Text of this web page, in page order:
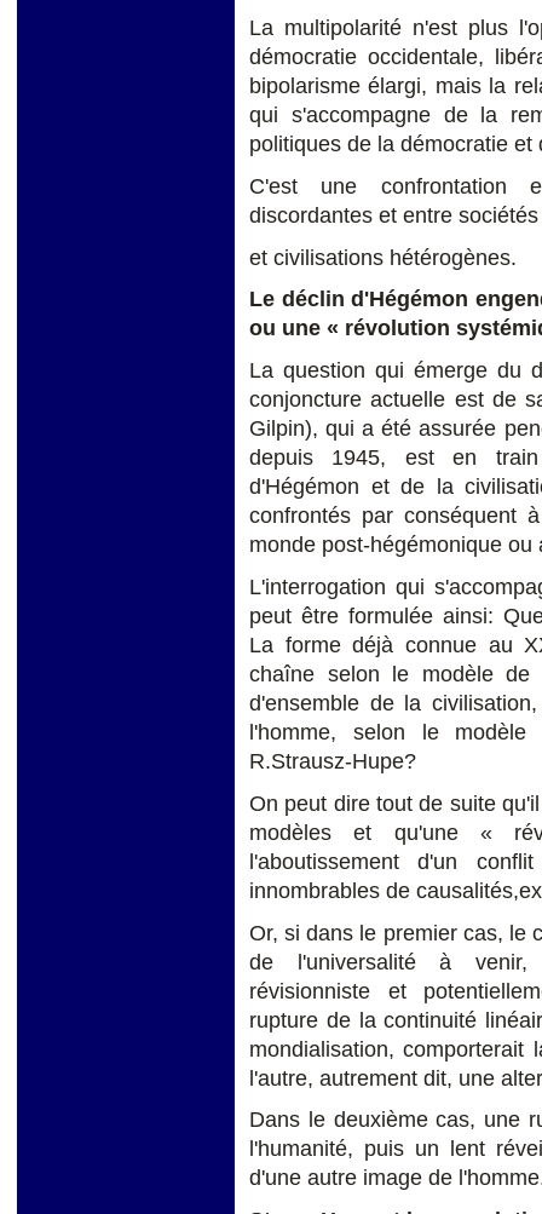
La multipolarité n'est plus
démocratie occidentale,
bipolarisme élargi, mais la
qui s'accompagne de la
politiques de la démocratie et
C'est une confrontation
discordantes et entre sociétés
et civilisations hétérogènes.
Le déclin d'Hégémon
ou une « révolution
La question qui émerge du
conjoncture actuelle est de
Gilpin), qui a été assurée
depuis 1945, est en
d'Hégémon et de la
confrontés par conséquent
monde post-hégémonique ou
L'interrogation qui
peut être formulée ainsi:
La forme déjà connue au
chaîne selon le modèle de
d'ensemble de la
l'homme, selon le
R.Strausz-Hupe?
On peut dire tout de suite
modèles et qu'une «
l'aboutissement d'un
innombrables de
Or, si dans le premier cas, le
de l'universalité à venir,
révisionniste et
rupture de la continuité
mondialisation, comporterait
l'autre, autrement dit, une
Dans le deuxième cas, une
l'humanité, puis un lent
d'une autre image de